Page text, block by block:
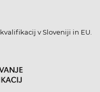
v Sloveniji in EU.